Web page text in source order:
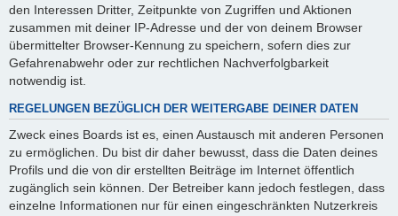
den Interessen Dritter, Zeitpunkte von Zugriffen und Aktionen
zusammen mit deiner IP-Adresse und der von deinem Browser
übermittelter Browser-Kennung zu speichern, sofern dies zur
Gefahrenabwehr oder zur rechtlichen Nachverfolgbarkeit
notwendig ist.
REGELUNGEN BEZÜGLICH DER WEITERGABE DEINER DATEN
Zweck eines Boards ist es, einen Austausch mit anderen Personen
zu ermöglichen. Du bist dir daher bewusst, dass die Daten deines
Profils und die von dir erstellten Beiträge im Internet öffentlich
zugänglich sein können. Der Betreiber kann jedoch festlegen, dass
einzelne Informationen nur für einen eingeschränkten Nutzerkreis